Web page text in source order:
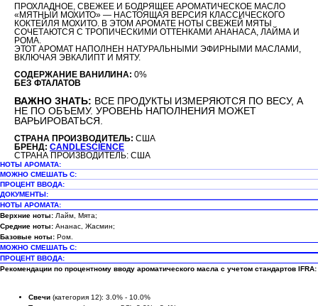
ПРОХЛАДНОЕ, СВЕЖЕЕ И БОДРЯЩЕЕ АРОМАТИЧЕСКОЕ МАСЛО
«МЯТНЫЙ МОХИТО» — НАСТОЯЩАЯ ВЕРСИЯ КЛАССИЧЕСКОГО
КОКТЕЙЛЯ МОХИТО. В ЭТОМ АРОМАТЕ НОТЫ СВЕЖЕЙ МЯТЫ
СОЧЕТАЮТСЯ С ТРОПИЧЕСКИМИ ОТТЕНКАМИ АНАНАСА, ЛАЙМА И
РОМА.
ЭТОТ АРОМАТ НАПОЛНЕН НАТУРАЛЬНЫМИ ЭФИРНЫМИ МАСЛАМИ,
ВКЛЮЧАЯ ЭВКАЛИПТ И МЯТУ.
СОДЕРЖАНИЕ ВАНИЛИНА: 0%
БЕЗ ФТАЛАТОВ
ВАЖНО ЗНАТЬ: ВСЕ ПРОДУКТЫ ИЗМЕРЯЮТСЯ ПО ВЕСУ, А
НЕ ПО ОБЪЕМУ. УРОВЕНЬ НАПОЛНЕНИЯ МОЖЕТ
ВАРЬИРОВАТЬСЯ.
СТРАНА ПРОИЗВОДИТЕЛЬ: США
БРЕНД: CANDLESCIENCE
СТРАНА ПРОИЗВОДИТЕЛЬ: США
НОТЫ АРОМАТА:
МОЖНО СМЕШАТЬ С:
ПРОЦЕНТ ВВОДА:
ДОКУМЕНТЫ:
НОТЫ АРОМАТА:
Верхние ноты: Лайм, Мята;
Средние ноты: Ананас, Жасмин;
Базовые ноты: Ром.
МОЖНО СМЕШАТЬ С:
ПРОЦЕНТ ВВОДА:
Рекомендации по процентному вводу ароматического масла с учетом стандартов IFRA:
Свечи (категория 12): 3.0% - 10.0%